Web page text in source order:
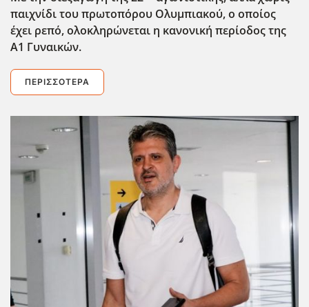
παιχνίδι του πρωτοπόρου Ολυμπιακού, ο οποίος
έχει ρεπό, ολοκληρώνεται η κανονική περίοδος της
Α1 Γυναικών.
ΠΕΡΙΣΣΌΤΕΡΑ